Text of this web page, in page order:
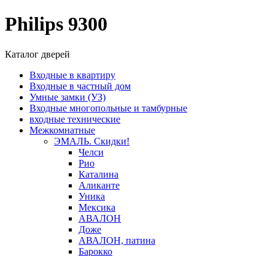
Philips 9300
Каталог дверей
Входные в квартиру
Входные в частный дом
Умные замки (УЗ)
Входные многопольные и тамбурные
входные технические
Межкомнатные
ЭМАЛЬ. Скидки!
Челси
Рио
Каталина
Аликанте
Уника
Мексика
АВАЛОН
Доже
АВАЛОН, патина
Барокко